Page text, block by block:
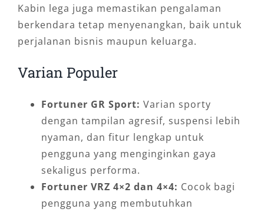
Kabin lega juga memastikan pengalaman
berkendara tetap menyenangkan, baik untuk
perjalanan bisnis maupun keluarga.
Varian Populer
Fortuner GR Sport: Varian sporty
dengan tampilan agresif, suspensi lebih
nyaman, dan fitur lengkap untuk
pengguna yang menginginkan gaya
sekaligus performa.
Fortuner VRZ 4×2 dan 4×4: Cocok bagi
pengguna yang membutuhkan